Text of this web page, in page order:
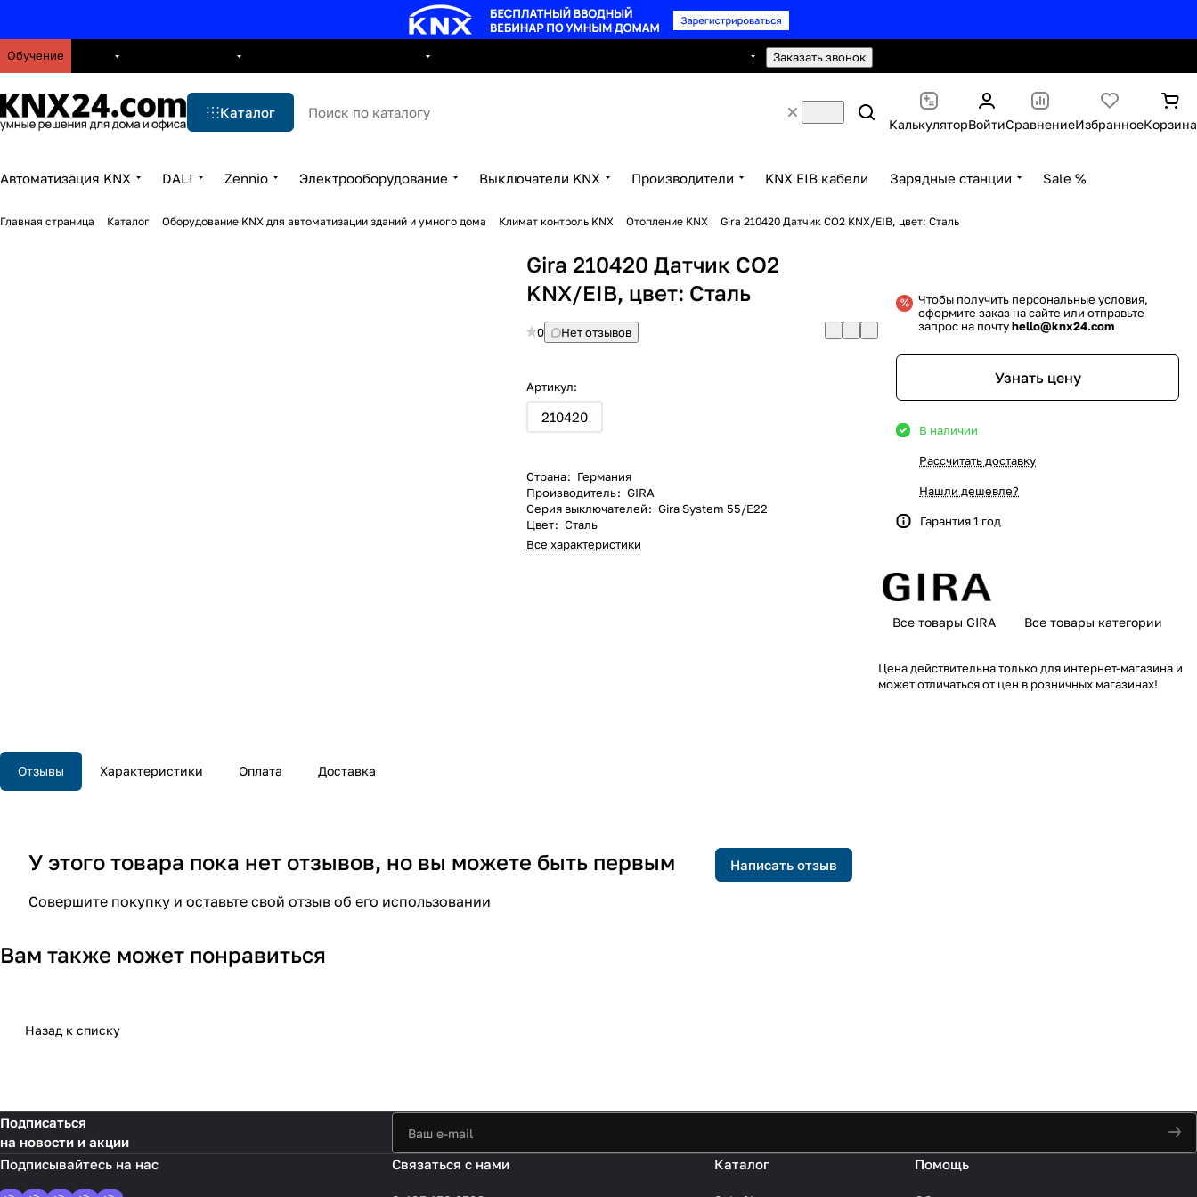
Обучение Заказать звонок
Каталог
КалькуляторВойтиСравнениеИзбранноеКорзина
Автоматизация KNX DALI Zennio Электрооборудование Выключатели KNX Производители KNX EIB кабели Зарядные станции Sale %
Главная страница Каталог Оборудование KNX для автоматизации зданий и умного дома Климат контроль KNX Отопление KNX Gira 210420 Датчик CO2 KNX/EIB, цвет: Сталь
Gira 210420 Датчик CO2
KNX/EIB, цвет: Сталь
0 Нет отзывов
Артикул:
210420
Страна: Германия
Производитель: GIRA
Серия выключателей: Gira System 55/E22
Цвет: Сталь
Все характеристики
Чтобы получить персональные условия,
оформите заказ на сайте или отправьте
запрос на почтуhello@knx24.com
Узнать цену
В наличии
Рассчитать доставку
Нашли дешевле?
Гарантия 1 год
Все товары GIRA Все товары категории
Цена действительна только для интернет-магазина и
может отличаться от цен в розничных магазинах!
Отзывы Характеристики Оплата Доставка
У этого товара пока нет отзывов, но вы можете быть первым
Совершите покупку и оставьте свой отзыв об его использовании
Написать отзыв
Вам также может понравиться
Назад к списку
Подписаться
на новости и акции
Связаться с нами
Каталог Помощь